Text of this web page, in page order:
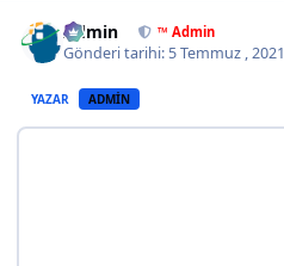
Admin ™ Admin
Gönderi tarihi: 5 Temmuz , 2021
YAZAR ADMIN